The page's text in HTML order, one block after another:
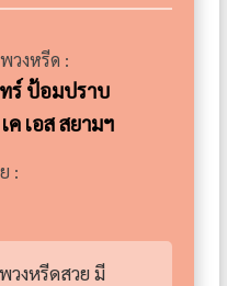
วงหรีด :
ร์ ป้อมปราบ
ค เอส สยามฯ
:
วงหรีดสวย มี